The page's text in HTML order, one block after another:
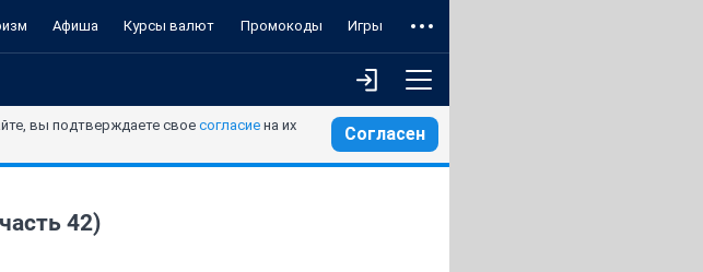
Афиша Курсы валют Промокоды Игры
вы подтверждаете свое согласие на их
Согласен
42)